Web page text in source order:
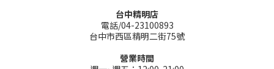
台中精明店
電話/04-23100893
台中市西區精明二街75號
營業時間